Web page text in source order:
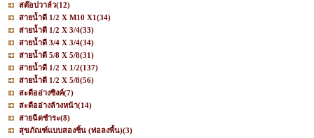
สต๊อปวาล์ว(12)
สายน้ำดี 1/2 X M10 X1(34)
สายน้ำดี 1/2 X 3/4(33)
สายน้ำดี 3/4 X 3/4(34)
สายน้ำดี 5/8 X 5/8(31)
สายน้ำดี 1/2 X 1/2(137)
สายน้ำดี 1/2 X 5/8(56)
สะดืออ่างซิงค์(7)
สะดืออ่างล้างหน้า(14)
สายฉีดชำระ(8)
สุขภัณฑ์แบบสองชิ้น (ท่อลงพื้น)(3)